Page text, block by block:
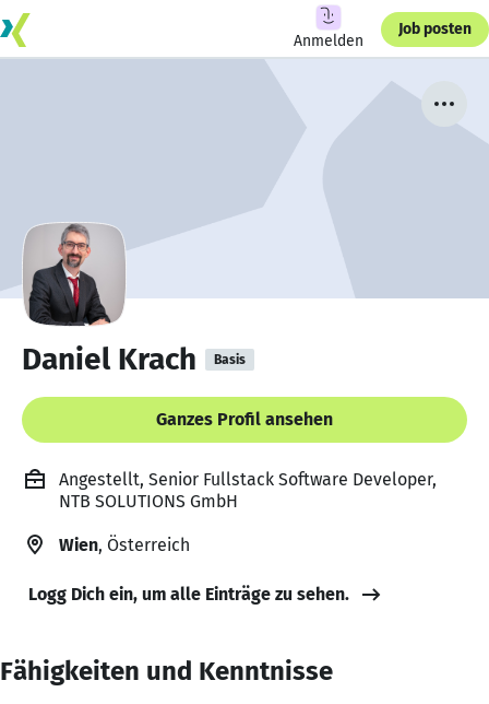
Anmelden
Job posten
Daniel Krach Basis
Ganzes Profil ansehen
Angestellt, Senior Fullstack Software Developer,
NTB SOLUTIONS GmbH
Wien, Österreich
Logg Dich ein, um alle Einträge zu sehen.
Fähigkeiten und Kenntnisse